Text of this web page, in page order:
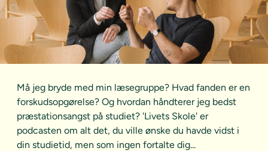
Må jeg bryde med min læsegruppe? Hvad fanden er en
forskudsopgørelse? Og hvordan håndterer jeg bedst
præstationsangst på studiet? 'Livets Skole' er
podcasten om alt det, du ville ønske du havde vidst i
din studietid, men som ingen fortalte dig...